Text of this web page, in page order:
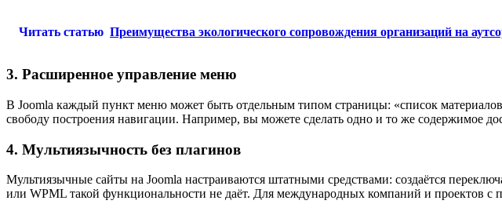
Читать статью Преимущества экологического сопровождения организаций на
3. Расширенное управление меню
В Joomla каждый пункт меню может быть отдельным типом страницы: «список
свободу построения навигации. Например, вы можете сделать одно и то же содержимое
4. Мультиязычность без плагинов
Мультиязычные сайты на Joomla настраиваются штатными средствами: создаётся
или WPML такой функциональности не даёт. Для международных компаний и проектов